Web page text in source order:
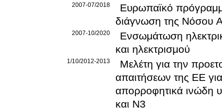
2007-07/2018 Ευρωπαϊκό πρόγραμμα
2007-10/2020
Ενσωμάτωση
και ηλεκτρισμού
1/10/2012-2013
Μελέτη για την
απαιτήσεων της ΕΕ
απορροφητικά ινώδη
και N3